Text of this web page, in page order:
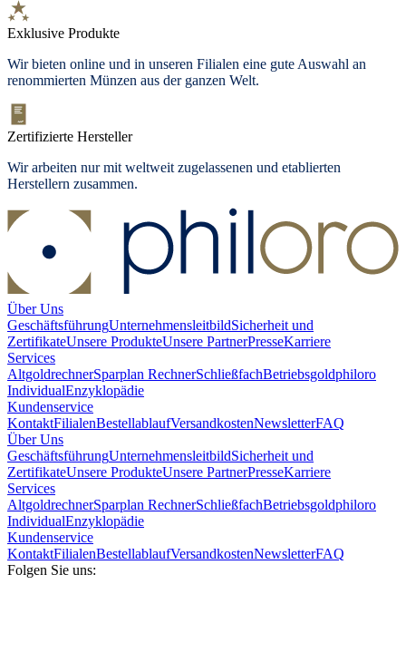
Exklusive Produkte
Wir bieten online und in unseren Filialen eine gute Auswahl an
renommierten Münzen aus der ganzen Welt.
Zertifizierte Hersteller
Wir arbeiten nur mit weltweit zugelassenen und etablierten
Herstellern zusammen.
Über Uns
GeschäftsführungUnternehmensleitbildSicherheit und
ZertifikateUnsere ProdukteUnsere PartnerPresseKarriere
Services
AltgoldrechnerSparplan RechnerSchließfachBetriebsgoldphiloro
IndividualEnzyklopädie
Kundenservice
KontaktFilialenBestellablaufVersandkostenNewsletterFAQ
Über Uns
GeschäftsführungUnternehmensleitbildSicherheit und
ZertifikateUnsere ProdukteUnsere PartnerPresseKarriere
Services
AltgoldrechnerSparplan RechnerSchließfachBetriebsgoldphiloro
IndividualEnzyklopädie
Kundenservice
KontaktFilialenBestellablaufVersandkostenNewsletterFAQ
Folgen Sie uns: